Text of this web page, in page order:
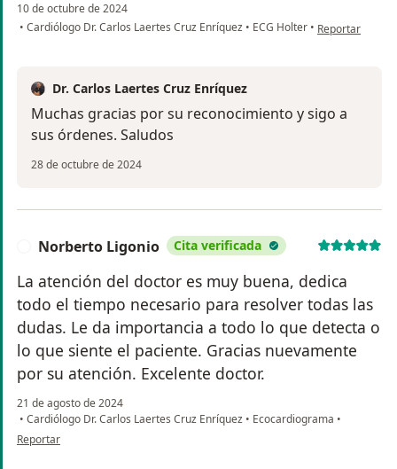
10 de octubre de 2024
• Cardiólogo Dr. Carlos Laertes Cruz Enríquez • ECG Holter • en opinión del
Reportar
Dr. Carlos Laertes Cruz Enríquez
Muchas gracias por su reconocimiento y sigo a
sus órdenes. Saludos
28 de octubre de 2024
Norberto Ligonio Cita verificada
La atención del doctor es muy buena, dedica
todo el tiempo necesario para resolver todas las
dudas. Le da importancia a todo lo que detecta o
lo que siente el paciente. Gracias nuevamente
por su atención. Excelente doctor.
21 de agosto de 2024
• Cardiólogo Dr. Carlos Laertes Cruz Enríquez • Ecocardiograma •
en opinión del usuario Norberto Ligonio
Reportar